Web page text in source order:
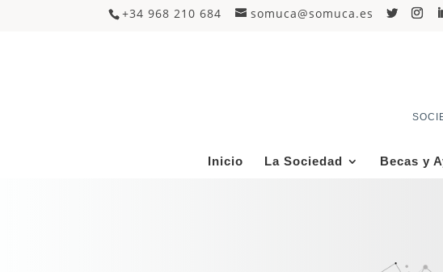
+34 968 210 684 somuca@somuca.es
Inicio La Sociedad Becas y